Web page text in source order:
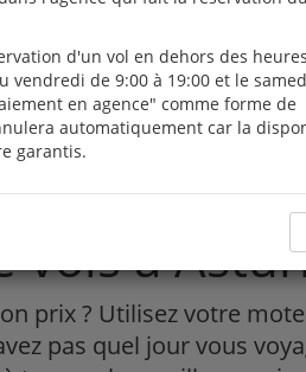
sauf
différées.
vols à
prix ? Utilisez votre
pas quel jour vous
d'un vol en dehors des heures
vendredi de 9:00 à 19:00 et le
en agence" comme forme de
automatiquement car la
garantis.